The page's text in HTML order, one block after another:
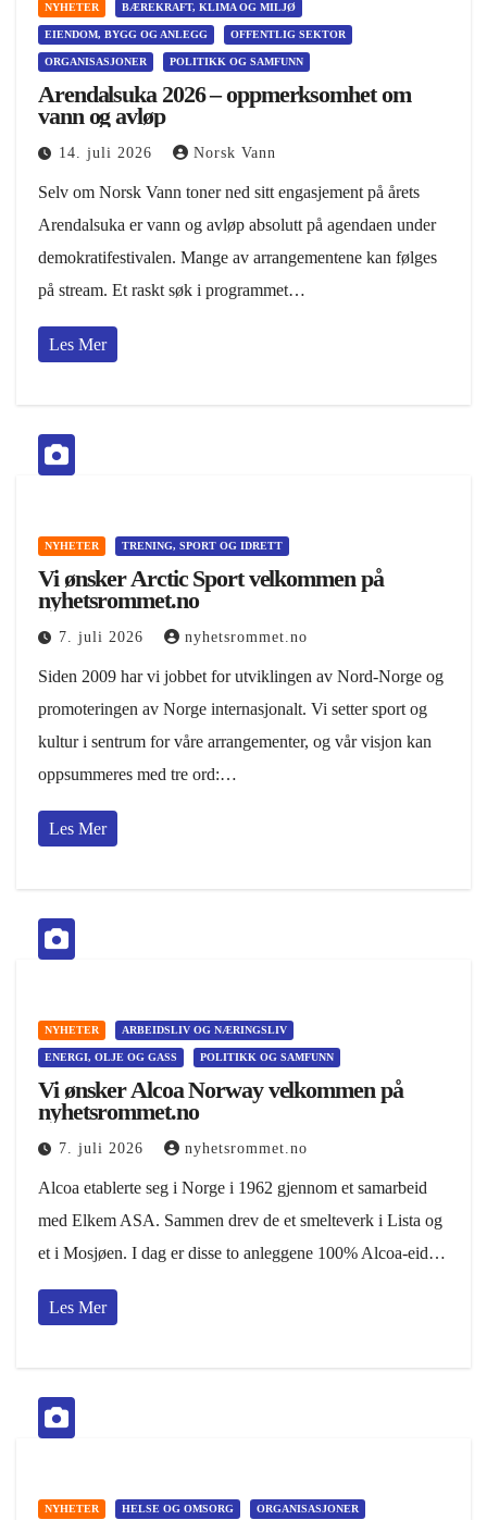
NYHETER BÆREKRAFT, KLIMA OG MILJØ
EIENDOM, BYGG OG ANLEGG OFFENTLIG SEKTOR
ORGANISASJONER POLITIKK OG SAMFUNN
Arendalsuka 2026 – oppmerksomhet om
vann og avløp
14. juli 2026 Norsk Vann
Selv om Norsk Vann toner ned sitt engasjement på årets
Arendalsuka er vann og avløp absolutt på agendaen under
demokratifestivalen. Mange av arrangementene kan følges
på stream. Et raskt søk i programmet…
Les Mer
NYHETER TRENING, SPORT OG IDRETT
Vi ønsker Arctic Sport velkommen på
nyhetsrommet.no
7. juli 2026 nyhetsrommet.no
Siden 2009 har vi jobbet for utviklingen av Nord-Norge og
promoteringen av Norge internasjonalt. Vi setter sport og
kultur i sentrum for våre arrangementer, og vår visjon kan
oppsummeres med tre ord:…
Les Mer
NYHETER ARBEIDSLIV OG NÆRINGSLIV
ENERGI, OLJE OG GASS POLITIKK OG SAMFUNN
Vi ønsker Alcoa Norway velkommen på
nyhetsrommet.no
7. juli 2026 nyhetsrommet.no
Alcoa etablerte seg i Norge i 1962 gjennom et samarbeid
med Elkem ASA. Sammen drev de et smelteverk i Lista og
et i Mosjøen. I dag er disse to anleggene 100% Alcoa-eid…
Les Mer
NYHETER HELSE OG OMSORG ORGANISASJONER